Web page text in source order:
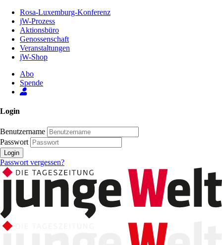
Inhalt
Seite
Rosa-Luxemburg-Konferenz
jW-Prozess
Aktionsbüro
Genossenschaft
Veranstaltungen
jW-Shop
Abo
Spende
Login
Benutzername
Passwort
Login
Passwort vergessen?